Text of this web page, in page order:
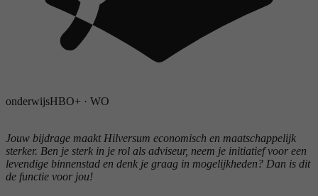
onderwijsHBO+ · WO
Jouw bijdrage maakt Hilversum economisch en maatschappelijk
sterker. Ben je sterk in je rol als adviseur, neem je initiatief voor een
levendige binnenstad en denk je graag in mogelijkheden? Dan is dit
de functie voor jou!